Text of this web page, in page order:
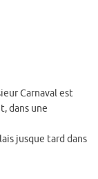
Carnaval est
dans une
jusque tard dans